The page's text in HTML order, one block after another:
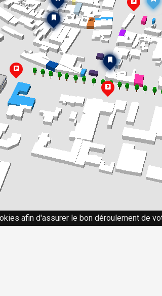
afin d'assurer le bon déroulement de